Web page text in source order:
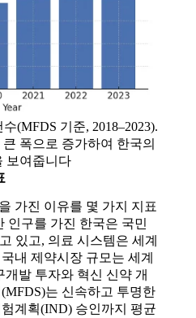
(MFDS 기준, 2018–2023).
폭으로 증가하여 한국의
보여줍니다
가진 이유를 몇 가지 지표
인구를 가진 한국은 국민
있고, 의료 시스템은 세계
내 제약시장 규모는 세계
개발 투자와 혁신 신약 개
는 신속하고 투명한
계획(IND) 승인까지 평균